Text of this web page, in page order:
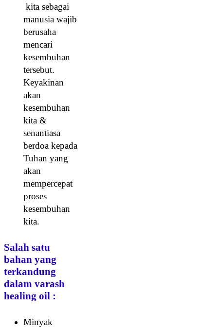
kita sebagai
manusia wajib
berusaha
mencari
kesembuhan
tersebut.
Keyakinan
akan
kesembuhan
kita &
senantiasa
berdoa kepada
Tuhan yang
akan
mempercepat
proses
kesembuhan
kita.
Salah satu
bahan yang
terkandung
dalam varash
healing oil :
Minyak